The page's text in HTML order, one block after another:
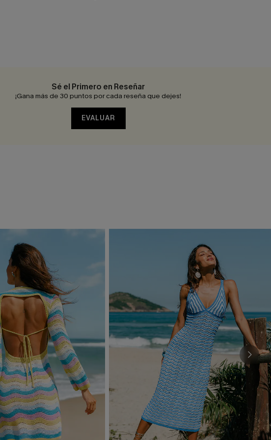
Sé el Primero en Reseñar
¡Gana más de 30 puntos por cada reseña que dejes!
EVALUAR